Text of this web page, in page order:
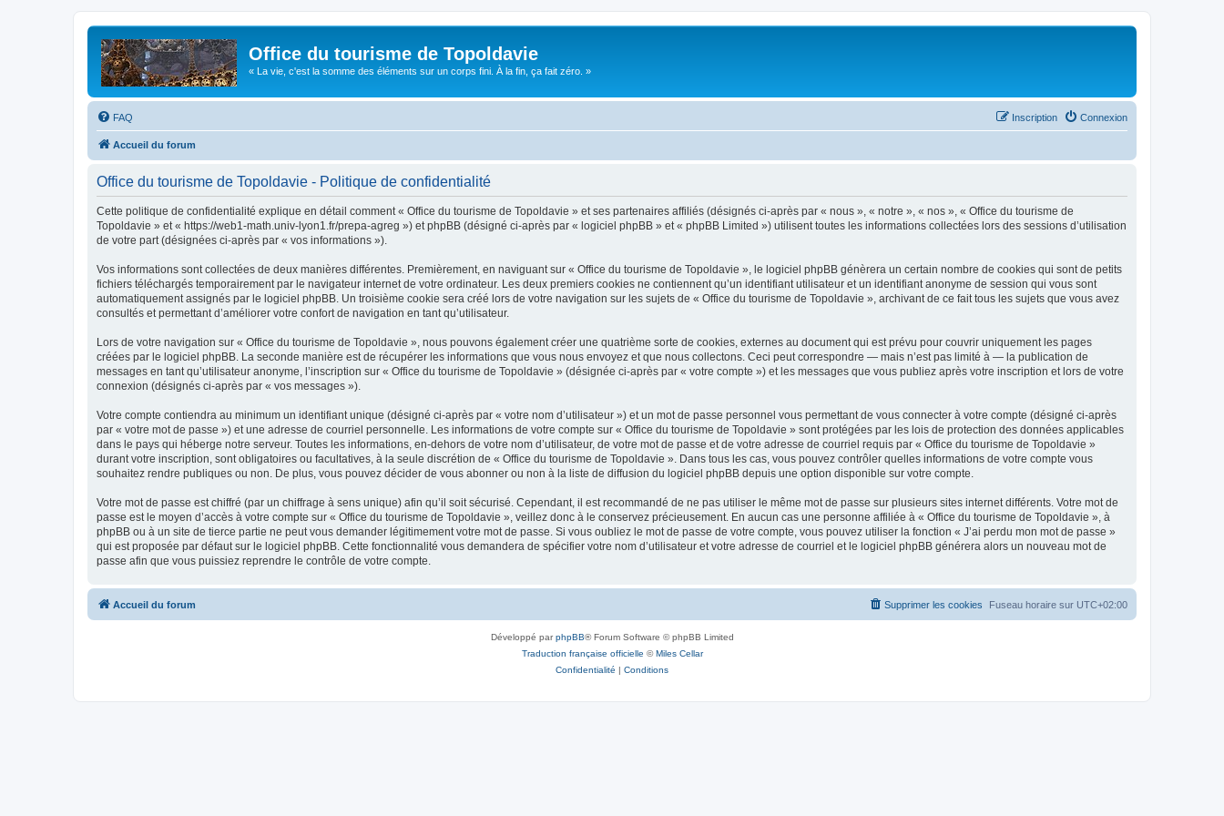
Office du tourisme de Topoldavie
« La vie, c'est la somme des éléments sur un corps fini. À la fin, ça fait zéro. »
FAQ Connexion
Inscription
Accueil du forum
Office du tourisme de Topoldavie - Politique de confidentialité
Cette politique de confidentialité explique en détail comment « Office du tourisme de Topoldavie » et ses partenaires affiliés (désignés ci-après par « nous », « notre », « nos », « Office du tourisme de
Topoldavie » et « https://web1-math.univ-lyon1.fr/prepa-agreg ») et phpBB (désigné ci-après par « logiciel phpBB » et « phpBB Limited ») utilisent toutes les informations collectées lors des sessions d’utilisation
de votre part (désignées ci-après par « vos informations »).
Vos informations sont collectées de deux manières différentes. Premièrement, en naviguant sur « Office du tourisme de Topoldavie », le logiciel phpBB génèrera un certain nombre de cookies qui sont de petits
fichiers téléchargés temporairement par le navigateur internet de votre ordinateur. Les deux premiers cookies ne contiennent qu’un identifiant utilisateur et un identifiant anonyme de session qui vous sont
automatiquement assignés par le logiciel phpBB. Un troisième cookie sera créé lors de votre navigation sur les sujets de « Office du tourisme de Topoldavie », archivant de ce fait tous les sujets que vous avez
consultés et permettant d’améliorer votre confort de navigation en tant qu’utilisateur.
Lors de votre navigation sur « Office du tourisme de Topoldavie », nous pouvons également créer une quatrième sorte de cookies, externes au document qui est prévu pour couvrir uniquement les pages
créées par le logiciel phpBB. La seconde manière est de récupérer les informations que vous nous envoyez et que nous collectons. Ceci peut correspondre — mais n’est pas limité à — la publication de
messages en tant qu’utilisateur anonyme, l’inscription sur « Office du tourisme de Topoldavie » (désignée ci-après par « votre compte ») et les messages que vous publiez après votre inscription et lors de votre
connexion (désignés ci-après par « vos messages »).
Votre compte contiendra au minimum un identifiant unique (désigné ci-après par « votre nom d’utilisateur ») et un mot de passe personnel vous permettant de vous connecter à votre compte (désigné ci-après
par « votre mot de passe ») et une adresse de courriel personnelle. Les informations de votre compte sur « Office du tourisme de Topoldavie » sont protégées par les lois de protection des données applicables
dans le pays qui héberge notre serveur. Toutes les informations, en-dehors de votre nom d’utilisateur, de votre mot de passe et de votre adresse de courriel requis par « Office du tourisme de Topoldavie »
durant votre inscription, sont obligatoires ou facultatives, à la seule discrétion de « Office du tourisme de Topoldavie ». Dans tous les cas, vous pouvez contrôler quelles informations de votre compte vous
souhaitez rendre publiques ou non. De plus, vous pouvez décider de vous abonner ou non à la liste de diffusion du logiciel phpBB depuis une option disponible sur votre compte.
Votre mot de passe est chiffré (par un chiffrage à sens unique) afin qu’il soit sécurisé. Cependant, il est recommandé de ne pas utiliser le même mot de passe sur plusieurs sites internet différents. Votre mot de
passe est le moyen d’accès à votre compte sur « Office du tourisme de Topoldavie », veillez donc à le conservez précieusement. En aucun cas une personne affiliée à « Office du tourisme de Topoldavie », à
phpBB ou à un site de tierce partie ne peut vous demander légitimement votre mot de passe. Si vous oubliez le mot de passe de votre compte, vous pouvez utiliser la fonction « J’ai perdu mon mot de passe »
qui est proposée par défaut sur le logiciel phpBB. Cette fonctionnalité vous demandera de spécifier votre nom d’utilisateur et votre adresse de courriel et le logiciel phpBB générera alors un nouveau mot de
passe afin que vous puissiez reprendre le contrôle de votre compte.
Accueil du forum Fuseau horaire sur UTC+02:00
Supprimer les cookies
Développé parphpBB® Forum Software © phpBB Limited
Traduction française officielle ©Miles Cellar
Confidentialité | Conditions